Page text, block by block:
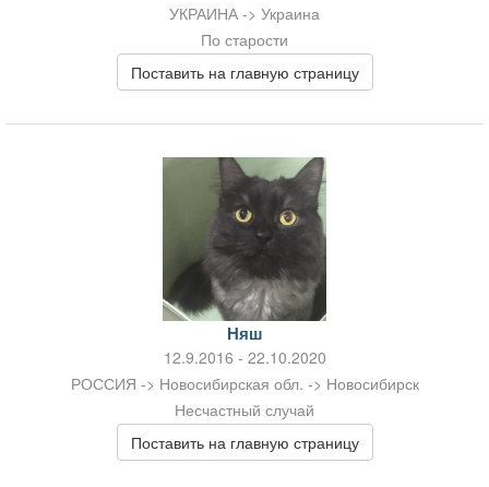
УКРАИНА -> Украина
По старости
Поставить на главную страницу
Няш
12.9.2016 - 22.10.2020
РОССИЯ -> Новосибирская обл. -> Новосибирск
Несчастный случай
Поставить на главную страницу